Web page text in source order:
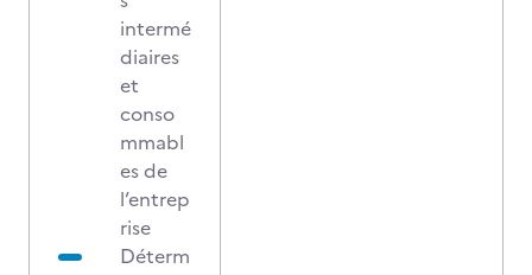
intermé
diaires
et
conso
mmabl
es de
l’entrep
rise
Déterm